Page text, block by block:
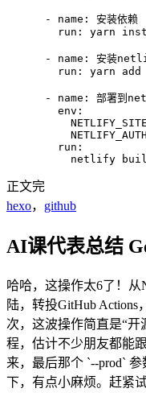
      - name: 安装依赖
run: yarn
- name: 安装
run: yarn add
- name: 部署到
        env:
        run:
netlify
正文完
hexo， github
AI课代表总结
哈哈，这操作太6了！
陆，转投GitHub
次，这波操作简直是“
程，估计不少朋友都能
来，最后那个 `--prod`
下，有点小麻烦。赶紧